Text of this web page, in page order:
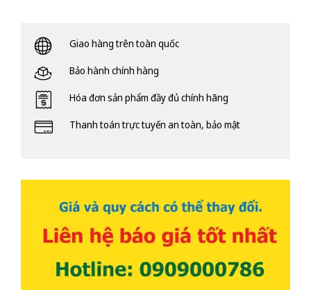
Giao hàng trên toàn quốc
Bảo hành chính hàng
Hóa đơn sản phẩm đầy đủ chính hãng
Thanh toán trực tuyến an toàn, bảo mật